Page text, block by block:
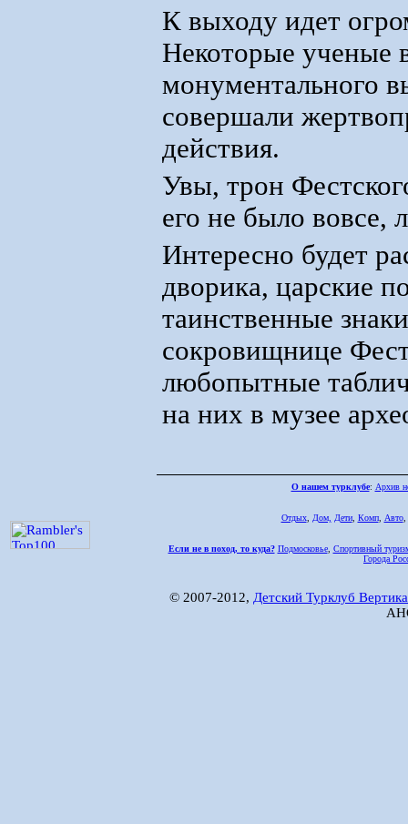
К выходу идет
Некоторые ученые
монументального
совершали
действия.
Увы, трон
его не было вовсе,
Интересно будет
дворика, царские
таинственные
сокровищнице
любопытные
на них в музее
О нашем турклубе: Архив
Отдых, Дом, Дети, Комп, Авто,
Если не в поход, то куда? Подмосковье, Спортивный
Города
© 2007-2012, Детский Турклуб